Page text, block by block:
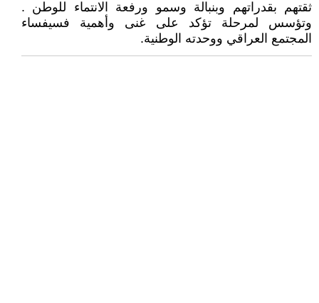
ثقتهم بقدراتهم وبنبالة وسمو ورفعة الانتماء للوطن .
وتؤسس لمرحلة تؤكد على غنى وأهمية فسيفساء
المجتمع العراقي ووحدته الوطنية.